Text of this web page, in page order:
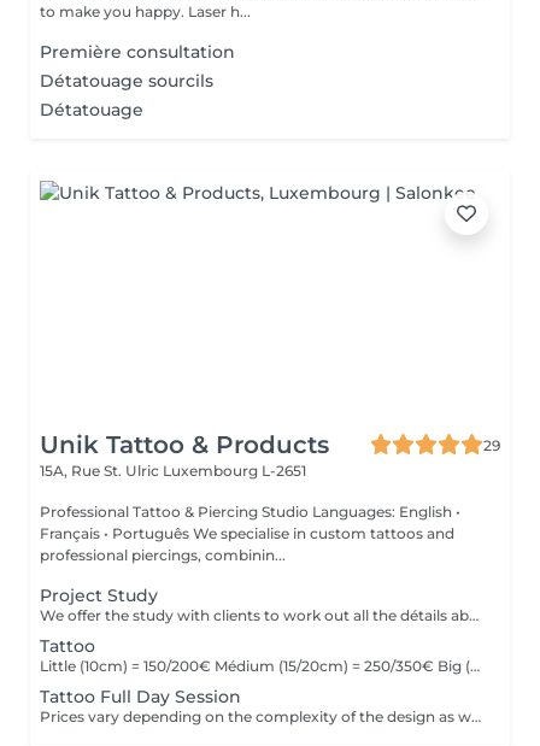
to make you happy. Laser h...
Première consultation
Détatouage sourcils
Détatouage
Unik Tattoo & Products
29
15A, Rue St. Ulric Luxembourg L-2651
Professional Tattoo & Piercing Studio Languages: English •
Français • Português We specialise in custom tattoos and
professional piercings, combinin...
Project Study
We offer the study with clients to work out all the détails about their tattoo.
Tattoo
Little (10cm) = 150/200€ Médium (15/20cm) = 250/350€ Big (25cm/+) = start at 400€ Custom quotes per project! The prices vary depending on the complexity of the design as well as the área to be tattoed!
Tattoo Full Day Session
Prices vary depending on the complexity of the design as well as the área to be tattoed.